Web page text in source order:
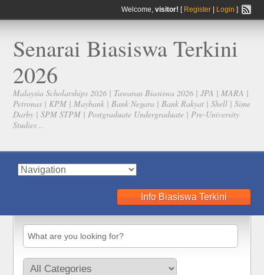
Welcome, visitor! [ Register| Login ]
Senarai Biasiswa Terkini
2026
Malaysia Scholarships 2026 | Tawaran Biasiswa 2026 | JPA | MARA |
Petronas | KPM | Maybank | Bank Negara | Bank Rakyat | Shell | Sime
Darby | SPM STPM | Postgraduate Undergraduate | Pre-University
Studies ..
Info Biasiswa Terkini